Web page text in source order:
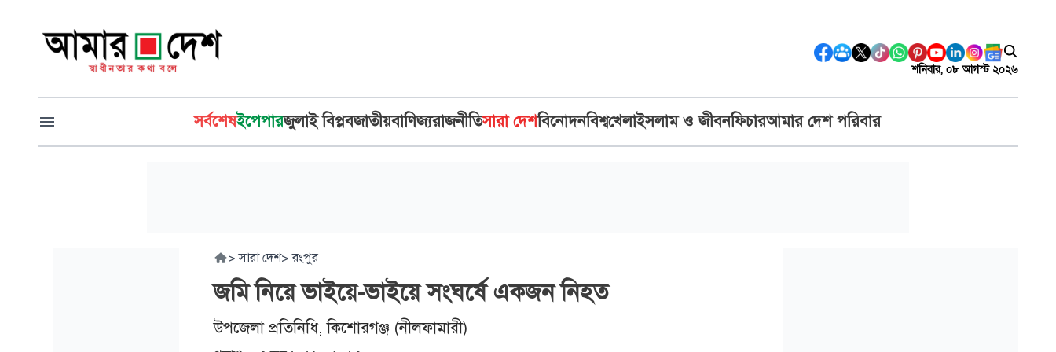
শনিবার, ০৮ আগস্ট ২০২৬
সর্বশেষইপেপারজুলাই বিপ্লবজাতীয়বাণিজ্যরাজনীতিসারা দেশবিনোদনবিশ্বখেলাইসলাম ও জীবনফিচারআমার দেশ পরিবার
> সারা দেশ> রংপুর
জমি নিয়ে ভাইয়ে-ভাইয়ে সংঘর্ষে একজন নিহত
উপজেলা প্রতিনিধি, কিশোরগঞ্জ (নীলফামারী)